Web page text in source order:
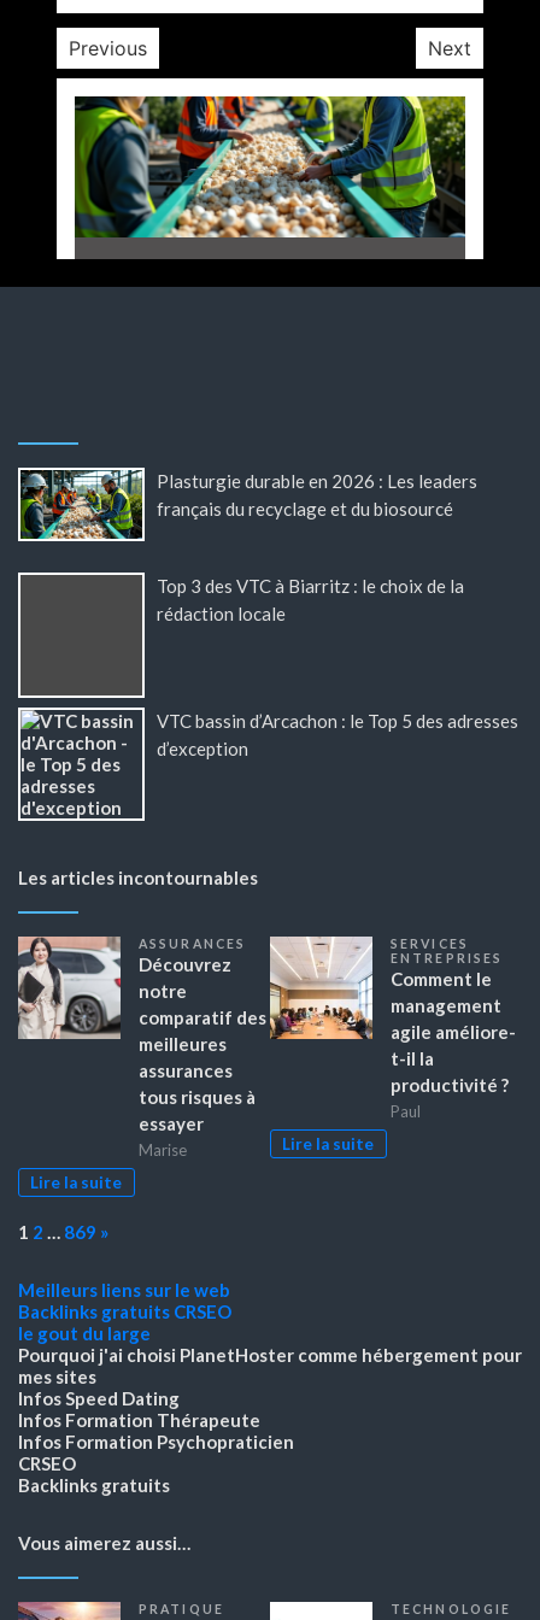
Previous Next
Plasturgie durable en 2026 : Les leaders
français du recyclage et du biosourcé
Top 3 des VTC à Biarritz : le choix de la
rédaction locale
VTC bassin d’Arcachon : le Top 5 des adresses
d’exception
Les articles incontournables
ASSURANCES
Découvrez
notre
comparatif des
meilleures
assurances
tous risques à
essayer
Marise
Lire la suite
SERVICES
ENTREPRISES
Comment le
management
agile améliore-
t-il la
productivité ?
Paul
Lire la suite
Page:
1 2 … 869 Next
»
Meilleurs liens sur le web
Backlinks gratuits CRSEO
le gout du large
Pourquoi j'ai choisi PlanetHoster comme hébergement pour
mes sites
Infos Speed Dating
Infos Formation Thérapeute
Infos Formation Psychopraticien
CRSEO
Backlinks gratuits
Vous aimerez aussi…
PRATIQUE TECHNOLOGIE